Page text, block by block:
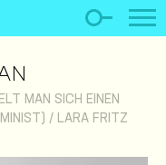
MAN SICH EINEN
/ LARA FRITZ